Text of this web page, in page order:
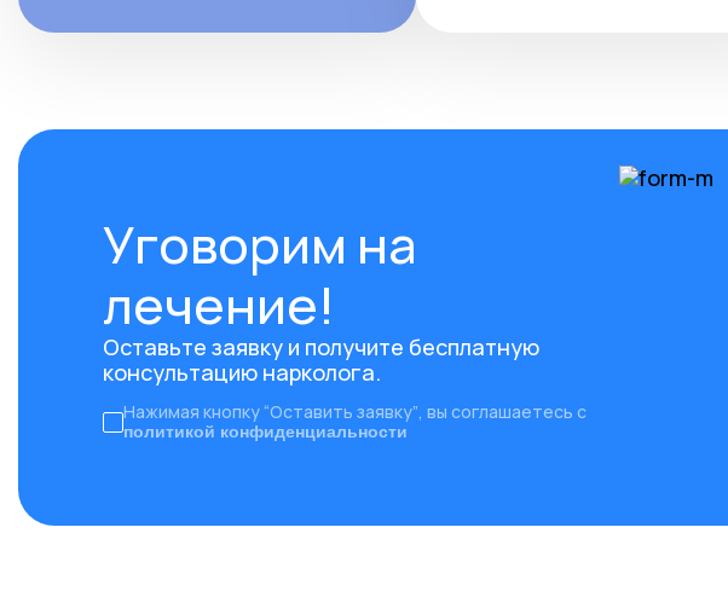
Уговорим на
лечение!
Оставьте заявку и получите бесплатную
консультацию нарколога.
Нажимая кнопку “Оставить заявку”, вы соглашаетесь с
политикой конфиденциальности